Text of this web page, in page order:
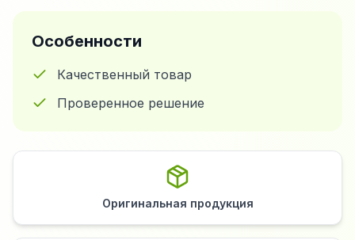
Особенности
Качественный товар
Проверенное решение
Оригинальная продукция